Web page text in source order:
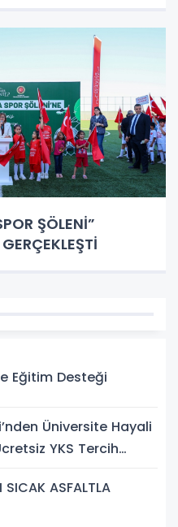
ŞÖLENİ”
Eğitim Desteği
Üniversite Hayali
YKS Tercih
SICAK ASFALTLA